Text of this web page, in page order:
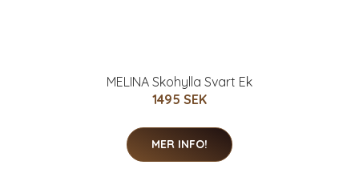
MELINA Skohylla Svart Ek
1495 SEK
MER INFO!